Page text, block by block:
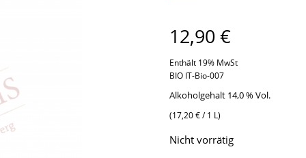
12,90 €
Enthält 19% MwSt
(17,20€/ 1 L)
Alkoholgehalt 14,0 % Vol.
BIO IT-Bio-007
Nicht vorrätig